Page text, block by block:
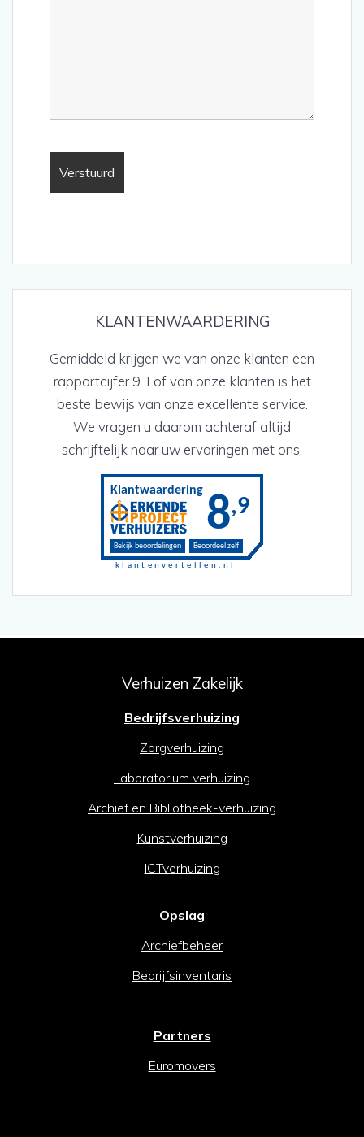
KLANTENWAARDERING
Gemiddeld krijgen we van onze klanten een
rapportcijfer 9. Lof van onze klanten is het
beste bewijs van onze excellente service.
We vragen u daarom achteraf altijd
schrijftelijk naar uw ervaringen met ons.
Verhuizen Zakelijk
Bedrijfsverhuizing
Zorgverhuizing
Laboratorium verhuizing
Archief en Bibliotheek-verhuizing
Kunstverhuizing
ICTverhuizing
Opslag
Archiefbeheer
Bedrijfsinventaris
Partners
Euromovers